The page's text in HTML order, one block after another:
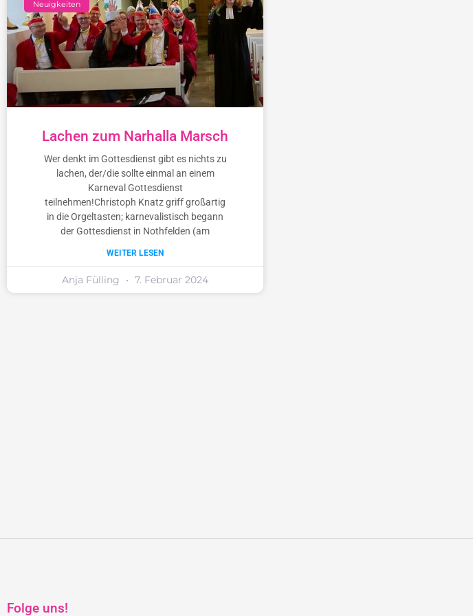
Neuigkeiten
Lachen zum Narhalla Marsch
Wer denkt im Gottesdienst gibt es nichts zu
lachen, der/die sollte einmal an einem
Karneval Gottesdienst
teilnehmen!Christoph Knatz griff großartig
in die Orgeltasten; karnevalistisch begann
der Gottesdienst in Nothfelden (am
WEITER LESEN
Anja Fülling 7. Februar 2024
Folge uns!